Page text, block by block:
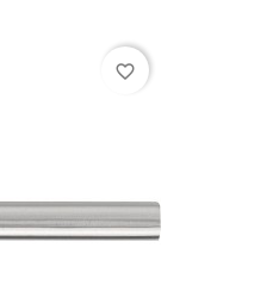
favorite_border